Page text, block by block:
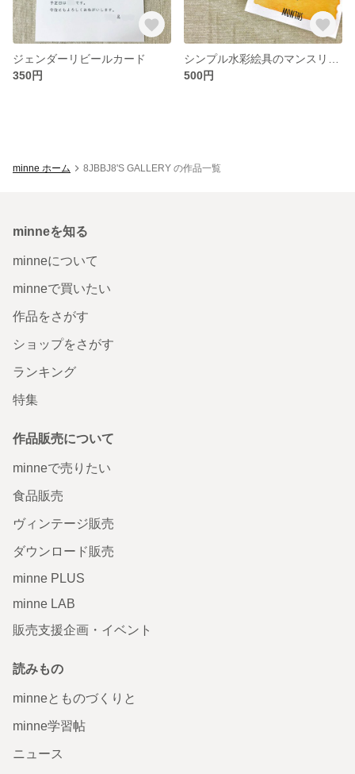
ジェンダーリビールカード
350円
500円
minne ホーム 8JBBJ8'S GALLERY の作品一覧
minneを知る
minneについて
minneで買いたい
作品をさがす
ショップをさがす
ランキング
特集
作品販売について
minneで売りたい
食品販売
ヴィンテージ販売
ダウンロード販売
minne PLUS
minne LAB
販売支援企画・イベント
読みもの
minneとものづくりと
minne学習帖
ニュース